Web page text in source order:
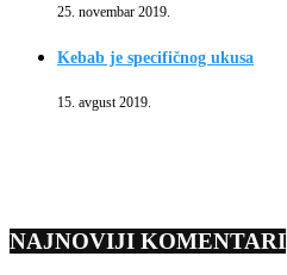
25. novembar 2019.
Kebab je specifičnog ukusa
15. avgust 2019.
NAJNOVIJI KOMENTARI